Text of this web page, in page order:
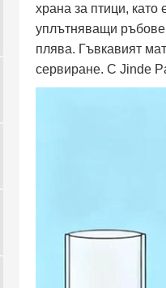
храна за птици,
уплътняващи ръбове
плява. Гъвкавият
сервиране. С Jinde